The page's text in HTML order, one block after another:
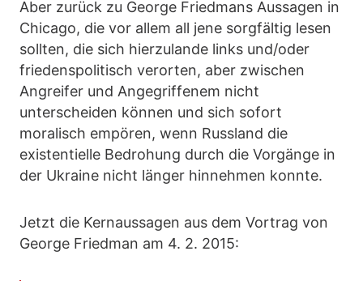
Aber zurück zu George Friedmans Aussagen in
Chicago, die vor allem all jene sorgfältig lesen
sollten, die sich hierzulande links und/oder
friedenspolitisch verorten, aber zwischen
Angreifer und Angegriffenem nicht
unterscheiden können und sich sofort
moralisch empören, wenn Russland die
existentielle Bedrohung durch die Vorgänge in
der Ukraine nicht länger hinnehmen konnte.
Jetzt die Kernaussagen aus dem Vortrag von
George Friedman am 4. 2. 2015: